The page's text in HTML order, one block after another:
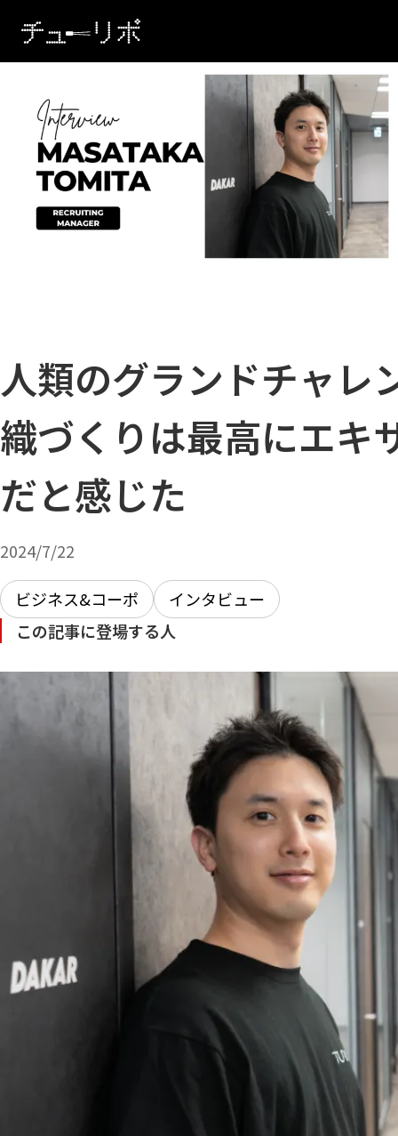
人類のグランドチャレ
織づくりは最高にエキ
だと感じた
2024/7/22
ビジネス&コーポ
インタビュー
この記事に登場する人